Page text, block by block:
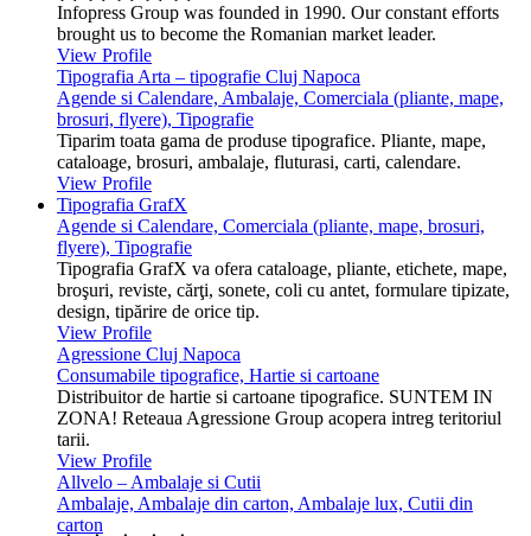
Infopress Group was founded in 1990. Our constant efforts
brought us to become the Romanian market leader.
View Profile
Tipografia Arta – tipografie Cluj Napoca
Agende si Calendare, Ambalaje, Comerciala (pliante, mape,
brosuri, flyere), Tipografie
Tiparim toata gama de produse tipografice. Pliante, mape,
cataloage, brosuri, ambalaje, fluturasi, carti, calendare.
View Profile
Tipografia GrafX
Agende si Calendare, Comerciala (pliante, mape, brosuri,
flyere), Tipografie
Tipografia GrafX va ofera cataloage, pliante, etichete, mape,
broşuri, reviste, cărţi, sonete, coli cu antet, formulare tipizate,
design, tipărire de orice tip.
View Profile
Agressione Cluj Napoca
Consumabile tipografice, Hartie si cartoane
Distribuitor de hartie si cartoane tipografice. SUNTEM IN
ZONA! Reteaua Agressione Group acopera intreg teritoriul
tarii.
View Profile
Allvelo – Ambalaje si Cutii
Ambalaje, Ambalaje din carton, Ambalaje lux, Cutii din
carton